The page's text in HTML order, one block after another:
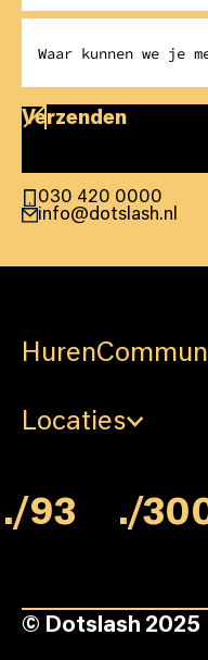
Verzenden
030 420 0000
info@dotslash.nl
Locaties
Huren
./300
© Dotslash 2025